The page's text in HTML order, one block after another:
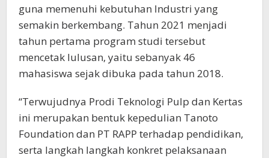
guna memenuhi kebutuhan Industri yang
semakin berkembang. Tahun 2021 menjadi
tahun pertama program studi tersebut
mencetak lulusan, yaitu sebanyak 46
mahasiswa sejak dibuka pada tahun 2018.
“Terwujudnya Prodi Teknologi Pulp dan Kertas
ini merupakan bentuk kepedulian Tanoto
Foundation dan PT RAPP terhadap pendidikan,
serta langkah langkah konkret pelaksanaan